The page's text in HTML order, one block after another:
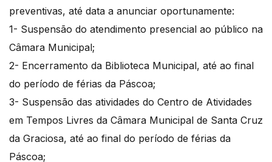
preventivas, até data a anunciar oportunamente:
1- Suspensão do atendimento presencial ao público na
Câmara Municipal;
2- Encerramento da Biblioteca Municipal, até ao final
do período de férias da Páscoa;
3- Suspensão das atividades do Centro de Atividades
em Tempos Livres da Câmara Municipal de Santa Cruz
da Graciosa, até ao final do período de férias da
Páscoa;